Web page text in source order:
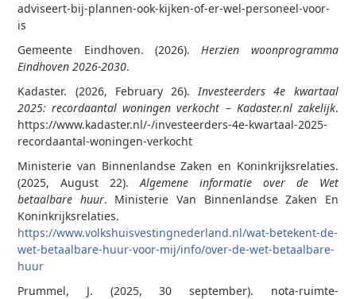
adviseert-bij-plannen-ook-kijken-of-er-wel-personeel-voor-
is
Gemeente Eindhoven. (2026).Herzien woonprogramma
Eindhoven 2026-2030.
Kadaster. (2026, February 26).Investeerders 4e kwartaal
2025: recordaantal woningen verkocht – Kadaster.nl zakelijk.
https://www.kadaster.nl/-/investeerders-4e-kwartaal-2025-
recordaantal-woningen-verkocht
Ministerie van Binnenlandse Zaken en Koninkrijksrelaties.
(2025, August 22).Algemene informatie over de Wet
betaalbare huur. Ministerie Van Binnenlandse Zaken En
Koninkrijksrelaties.
https://www.volkshuisvestingnederland.nl/wat-betekent-de-
wet-betaalbare-huur-voor-mij/info/over-de-wet-betaalbare-
huur
Prummel, J. (2025, 30 september). nota-ruimte-